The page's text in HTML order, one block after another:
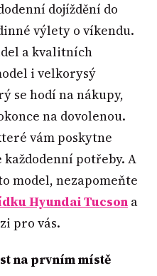
dojíždění do
výlety o víkendu.
a kvalitních
i velkorysý
se hodí na nákupy,
na dovolenou.
vám poskytne
potřeby. A
model, nezapomeňte
Hyundai Tucson a
pro vás.
na prvním místě